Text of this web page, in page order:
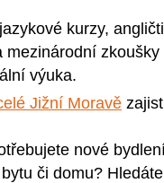
kurzy,
výuka.
Jižní Moravě
nové
či domu?